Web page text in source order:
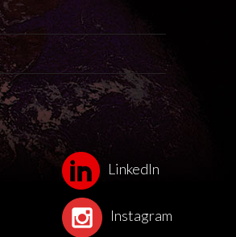
LinkedIn
Instagram